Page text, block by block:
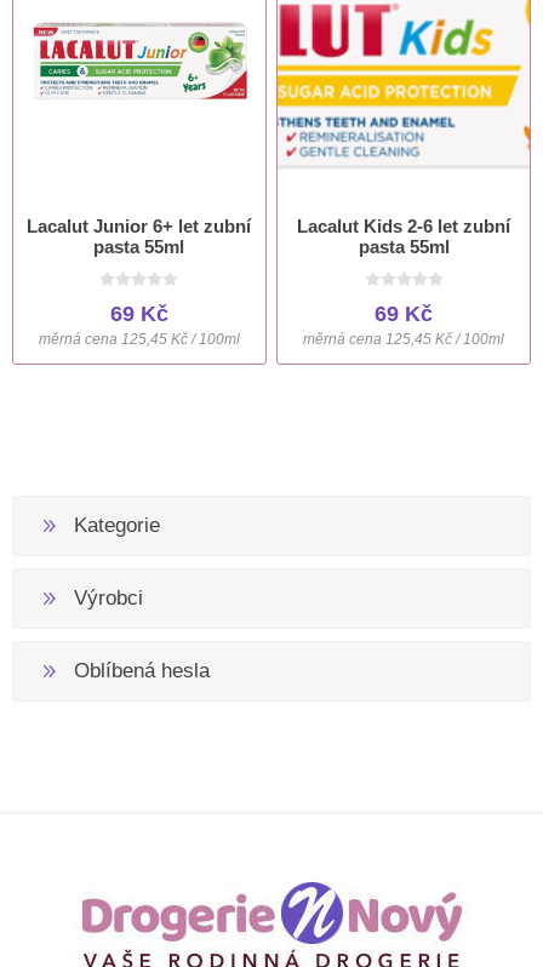
Lacalut Junior 6+ let zubní
pasta 55ml
69 Kč
měrná cena 125,45 Kč / 100ml
Lacalut Kids 2-6 let zubní
pasta 55ml
69 Kč
měrná cena 125,45 Kč / 100ml
Kategorie
Výrobci
Oblíbená hesla